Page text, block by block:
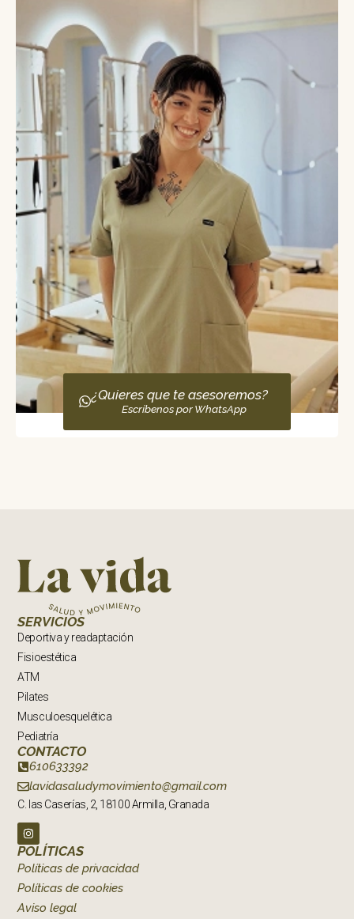
Antonio Raya
Ingrid Hernández
Fisioterapeuta
Especialista en método pilates (suelo, springboard, reformer y
trabajo con implementos) además cuenta con formación en
ecografía musculoesquelética e invasiva.
¿Quieres que te asesoremos?
Escríbenos por WhatsApp
SERVICIOS
Deportiva y readaptación
Fisioestética
ATM
Pilates
Musculoesquelética
Pediatría
CONTACTO
610633392
lavidasaludymovimiento@gmail.com
C. las Caserías, 2, 18100 Armilla, Granada
POLÍTICAS
Políticas de privacidad
Políticas de cookies
Aviso legal